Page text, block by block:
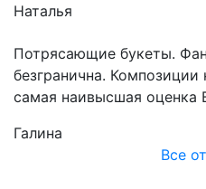
Наталья
Потрясающие букеты.
безгранична.
самая наивысшая
Галина
Все